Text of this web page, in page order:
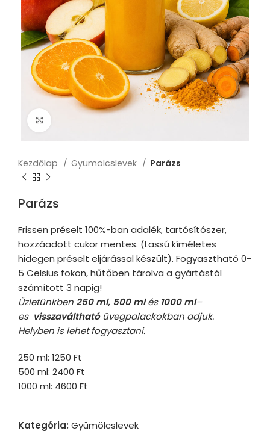
Kezdőlap Gyümölcslevek Parázs
Parázs
Frissen préselt 100%-ban adalék, tartósítószer,
hozzáadott cukor mentes. (Lassú kíméletes
hidegen préselt eljárással készült). Fogyasztható 0-
5 Celsius fokon, hűtőben tárolva a gyártástól
számított 3 napig!
Üzletünkben250 ml, 500 mlés 1000 ml–
es visszaválthatóüvegpalackokban adjuk.
Helyben is lehet fogyasztani.
250 ml: 1250 Ft
500 ml: 2400 Ft
1000 ml: 4600 Ft
Kategória: Gyümölcslevek